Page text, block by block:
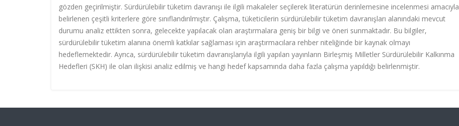
gözden geçirilmiştir. Sürdürülebilir tüketim davranışı ile ilgili makaleler seçilerek literatürün derinlemesine incelenmesi amacıyla
belirlenen çeşitli kriterlere göre sınıflandırılmıştır. Çalışma, tüketicilerin sürdürülebilir tüketim davranışları alanındaki mevcut
durumu analiz ettikten sonra, gelecekte yapılacak olan araştırmalara geniş bir bilgi ve öneri sunmaktadır. Bu bilgiler,
sürdürülebilir tüketim alanına önemli katkılar sağlaması için araştırmacılara rehber niteliğinde bir kaynak olmayı
hedeflemektedir. Ayrıca, sürdürülebilir tüketim davranışlarıyla ilgili yapılan yayınların Birleşmiş Milletler Sürdürülebilir Kalkınma
Hedefleri (SKH) ile olan ilişkisi analiz edilmiş ve hangi hedef kapsamında daha fazla çalışma yapıldığı belirlenmiştir.